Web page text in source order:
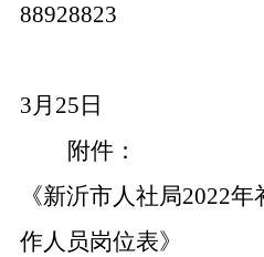
88928823
3月25日
附件：
《新沂市人社局2022
作人员岗位表》